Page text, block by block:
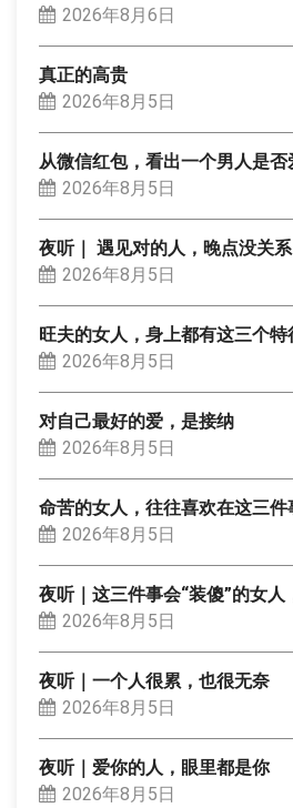
2026年8月6日
真正的高贵
2026年8月5日
从微信红包，看出一个男人是否
2026年8月5日
夜听｜ 遇见对的人，晚点没关系
2026年8月5日
旺夫的女人，身上都有这三个特
2026年8月5日
对自己最好的爱，是接纳
2026年8月5日
命苦的女人，往往喜欢在这三
2026年8月5日
夜听｜这三件事会“装傻”的女人
2026年8月5日
夜听｜一个人很累，也很无奈
2026年8月5日
夜听｜爱你的人，眼里都是你
2026年8月5日